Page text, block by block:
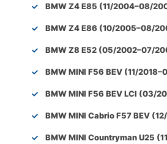
BMW Z4 E85 (11/2004–08/
BMW Z4 E86 (10/2005–08/
BMW Z8 E52 (05/2002–07/
BMW MINI F56 BEV (11/
BMW MINI F56 BEV LCI (03/
BMW MINI Cabrio F57 BEV
BMW MINI Countryman U25